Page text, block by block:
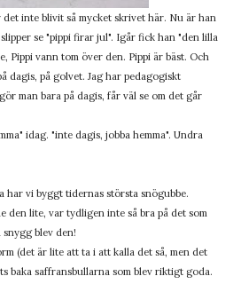
inte blivit så mycket skrivet här. Nu är han
se "pippi firar jul". Igår fick han "den lilla
Pippi vann tom över den. Pippi är bäst. Och
dagis, på golvet. Jag har pedagogiskt
man bara på dagis, får väl se om det går
idag. "inte dagis, jobba hemma". Undra
har vi byggt tidernas största snögubbe.
den lite, var tydligen inte så bra på det som
blev den!
(det är lite att ta i att kalla det så, men det
baka saffransbullarna som blev riktigt goda.